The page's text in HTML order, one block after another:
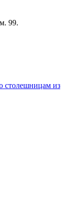
99.
столешницам из